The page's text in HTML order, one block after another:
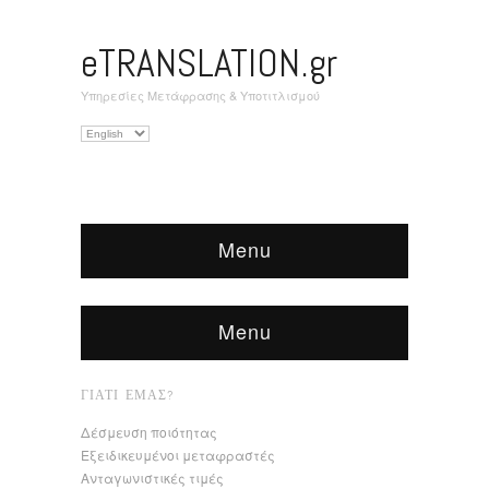
eTRANSLATION.gr
Υπηρεσίες Μετάφρασης & Υποτιτλισμού
Επιλέξτε
Menu
Menu
ΓΙΑΤΊ ΕΜΆΣ?
Δέσμευση ποιότητας
Εξειδικευμένοι μεταφραστές
Ανταγωνιστικές τιμές